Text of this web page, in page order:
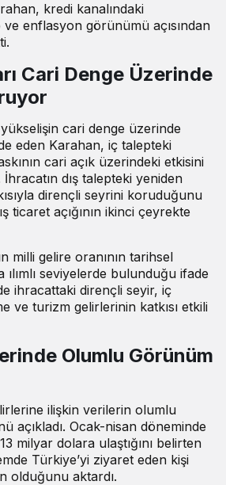
kredi kanalındaki
enflasyon görünümü açısından
.
Cari Denge Üzerinde
cari denge üzerinde
eden Karahan, iç talepteki
cari açık üzerindeki etkisini
İhracatın dış talepteki yeniden
dirençli seyrini koruduğunu
ticaret açığının ikinci çeyrekte
milli gelire oranının tarihsel
ılımlı seviyelerde bulunduğu ifade
ihracattaki dirençli seyir, iç
ve turizm gelirlerinin katkısı etkili
Olumlu Görünüm
ilişkin verilerin olumlu
açıkladı. Ocak-nisan döneminde
milyar dolara ulaştığını belirten
Türkiye’yi ziyaret eden kişi
olduğunu aktardı.